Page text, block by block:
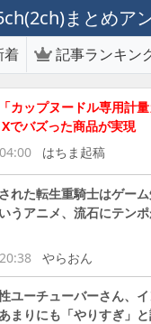
まとめア
着 記事ランキン
カップヌードル専用計
でバズった商品が実現
はちま起稿
された転生重騎士はゲー
うアニメ、流石にテン
やらおん
ユーチューバーさん、
まりにも「やりすぎ」